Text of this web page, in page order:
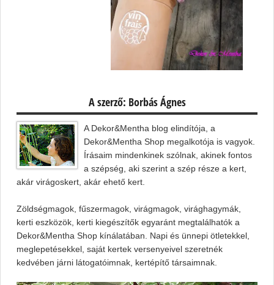
A szerző: Borbás Ágnes
A Dekor&Mentha blog elindítója, a
Dekor&Mentha Shop megalkotója is vagyok.
Írásaim mindenkinek szólnak, akinek fontos
a szépség, aki szerint a szép része a kert,
akár virágoskert, akár ehető kert.
Zöldségmagok, fűszermagok, virágmagok, virághagymák,
kerti eszközök, kerti kiegészítők egyaránt megtalálhatók a
Dekor&Mentha Shop kínálatában. Napi és ünnepi ötletekkel,
meglepetésekkel, saját kertek versenyeivel szeretnék
kedvében járni látogatóimnak, kertépítő társaimnak.